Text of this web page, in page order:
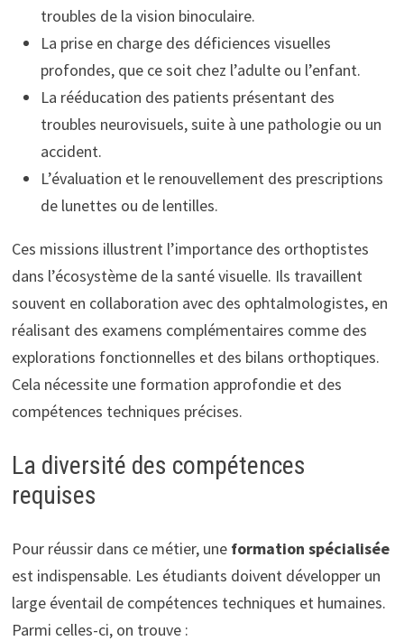
troubles de la vision binoculaire.
La prise en charge des déficiences visuelles
profondes, que ce soit chez l’adulte ou l’enfant.
La rééducation des patients présentant des
troubles neurovisuels, suite à une pathologie ou un
accident.
L’évaluation et le renouvellement des prescriptions
de lunettes ou de lentilles.
Ces missions illustrent l’importance des orthoptistes
dans l’écosystème de la santé visuelle. Ils travaillent
souvent en collaboration avec des ophtalmologistes, en
réalisant des examens complémentaires comme des
explorations fonctionnelles et des bilans orthoptiques.
Cela nécessite une formation approfondie et des
compétences techniques précises.
La diversité des compétences
requises
Pour réussir dans ce métier, une formation spécialisée
est indispensable. Les étudiants doivent développer un
large éventail de compétences techniques et humaines.
Parmi celles-ci, on trouve :